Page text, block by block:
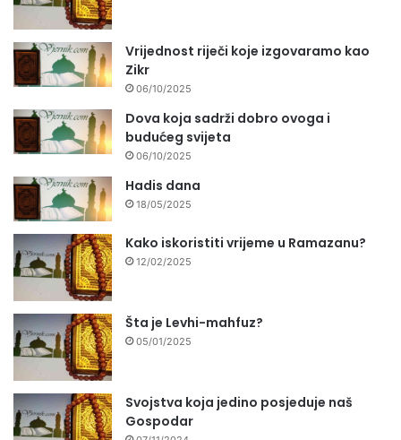
Vrijednost riječi koje izgovaramo kao
Zikr
06/10/2025
Dova koja sadrži dobro ovoga i
budućeg svijeta
06/10/2025
Hadis dana
18/05/2025
Kako iskoristiti vrijeme u Ramazanu?
12/02/2025
Šta je Levhi-mahfuz?
05/01/2025
Svojstva koja jedino posjeduje naš
Gospodar